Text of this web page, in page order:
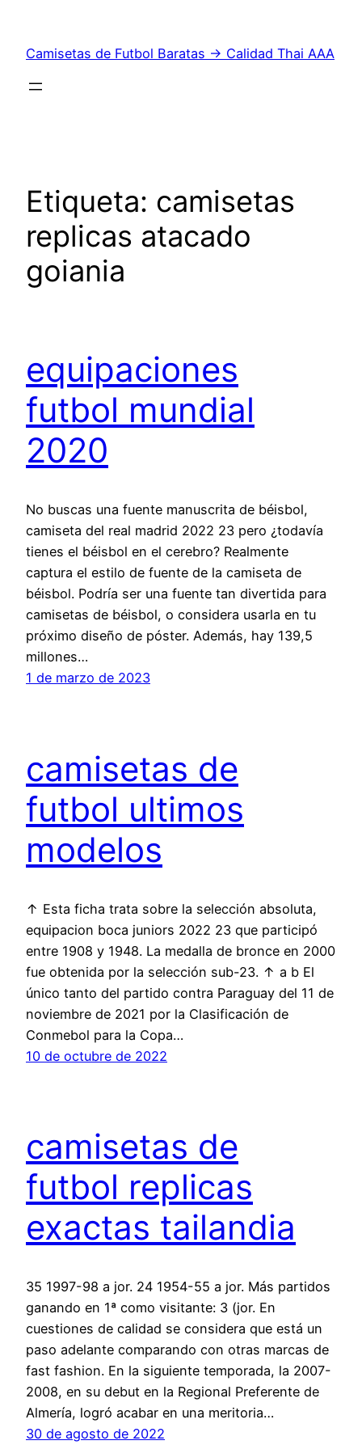
contenido
Camisetas de Futbol Baratas → Calidad Thai AAA
Etiqueta: camisetas
replicas atacado
goiania
equipaciones
futbol mundial
2020
No buscas una fuente manuscrita de béisbol,
camiseta del real madrid 2022 23 pero ¿todavía
tienes el béisbol en el cerebro? Realmente
captura el estilo de fuente de la camiseta de
béisbol. Podría ser una fuente tan divertida para
camisetas de béisbol, o considera usarla en tu
próximo diseño de póster. Además, hay 139,5
millones…
1 de marzo de 2023
camisetas de
futbol ultimos
modelos
↑ Esta ficha trata sobre la selección absoluta,
equipacion boca juniors 2022 23 que participó
entre 1908 y 1948. La medalla de bronce en 2000
fue obtenida por la selección sub-23. ↑ a b El
único tanto del partido contra Paraguay del 11 de
noviembre de 2021 por la Clasificación de
Conmebol para la Copa…
10 de octubre de 2022
camisetas de
futbol replicas
exactas tailandia
35 1997-98 a jor. 24 1954-55 a jor. Más partidos
ganando en 1ª como visitante: 3 (jor. En
cuestiones de calidad se considera que está un
paso adelante comparando con otras marcas de
fast fashion. En la siguiente temporada, la 2007-
2008, en su debut en la Regional Preferente de
Almería, logró acabar en una meritoria…
30 de agosto de 2022